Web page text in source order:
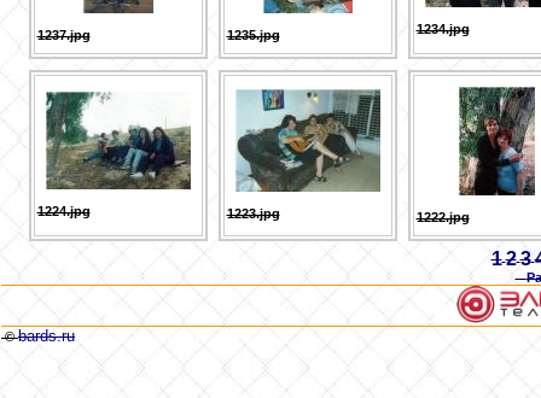
1237.jpg 1235.jpg 1234.jpg
1224.jpg 1223.jpg 1222.jpg
123
©bards.ru